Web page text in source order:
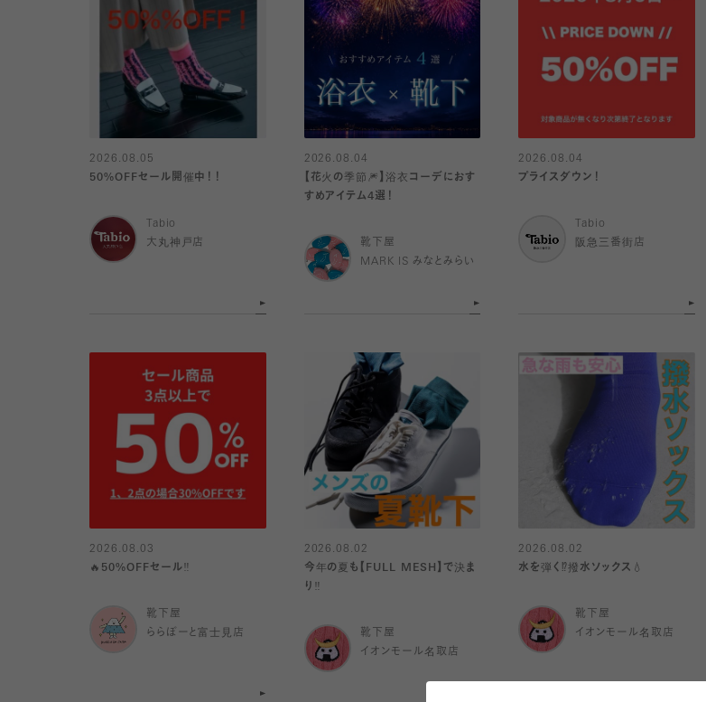
2026.08.05
50%OFFセール開催中！！
Tabio
大丸神戸店
2026.08.04
【花火の季節🎆】浴衣コーデにおす
すめアイテム4選！
靴下屋
MARK IS みなとみらい
2026.08.04
プライスダウン！
Tabio
阪急三番街店
2026.08.03
🔥50%OFFセール‼️
靴下屋
ららぽーと富士見店
2026.08.02
今年の夏も【FULL MESH】で決ま
り️‼️
靴下屋
イオンモール名取店
2026.08.02
水を弾く⁉️撥水ソックス💧
靴下屋
イオンモール名取店